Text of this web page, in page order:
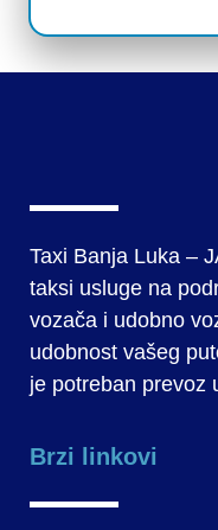
Taxi Banja Luka –
taksi usluge na
vozača i udobno
udobnost vašeg
je potreban prevoz
Brzi linkovi